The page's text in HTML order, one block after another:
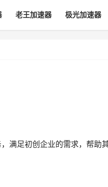
老王加速器 极光加速器
满足初创企业的需求，帮助其